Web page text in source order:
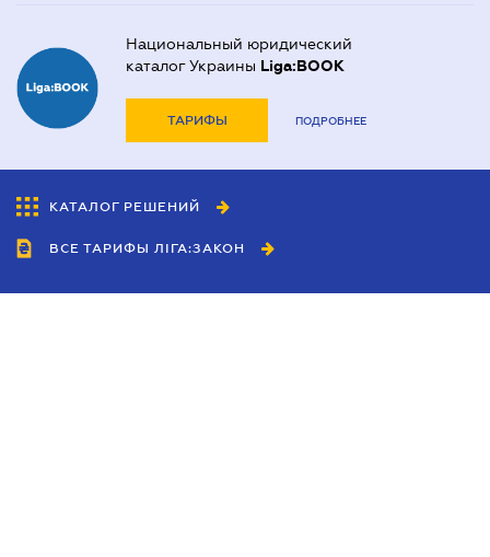
Национальный юридический
каталог Украины Liga:BOOK
ТАРИФЫ ПОДРОБНЕЕ
КАТАЛОГ РЕШЕНИЙ
ВСЕ ТАРИФЫ ЛІГА:ЗАКОН